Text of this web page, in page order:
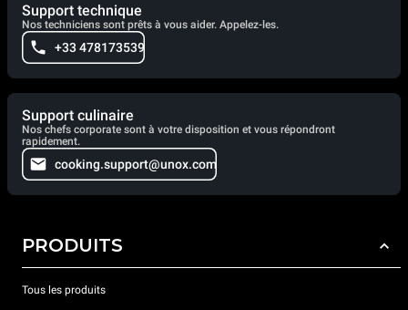
Support technique
Nos techniciens sont prêts à vous aider. Appelez-les.
+33 478173539
Support culinaire
Nos chefs corporate sont à votre disposition et vous répondront
rapidement.
cooking.support@unox.com
PRODUITS
Tous les produits